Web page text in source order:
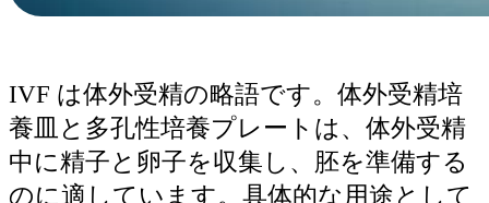
IVF は体外受精の略語です。体外受精培
養皿と多孔性培養プレートは、体外受精
中に精子と卵子を収集し、胚を準備する
のに適しています。具体的な用途として